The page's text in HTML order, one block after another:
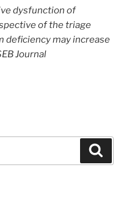
dysfunction of
of the triage
deficiency may increase
Journal